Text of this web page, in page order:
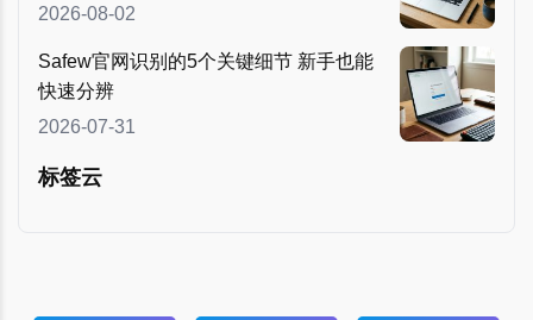
2026-08-02
Safew官网识别的5个关键细节 新手也能
快速分辨
2026-07-31
标签云